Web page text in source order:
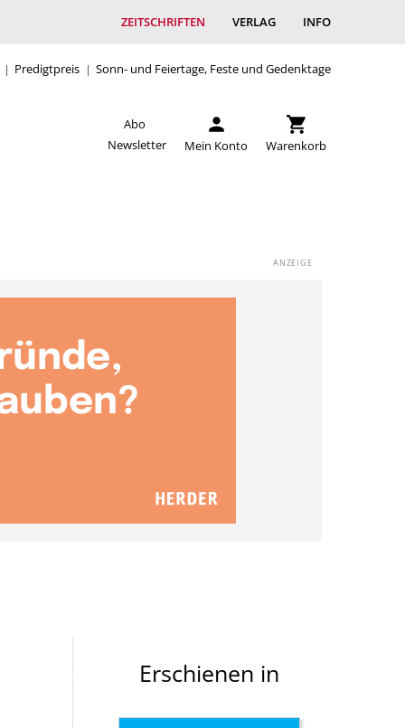
ZEITSCHRIFTEN VERLAG INFO
Predigtpreis Sonn- und Feiertage, Feste und Gedenktage
Abo
Newsletter
Mein Konto Warenkorb
Erschienen in